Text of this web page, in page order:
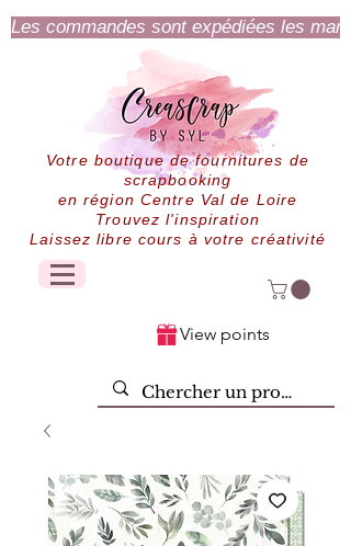
Les commandes sont expédiées les
Votre boutique de fournitures de
scrapbooking
en région Centre Val de Loire
Trouvez l'inspiration
Laissez libre cours à votre créativité
View points